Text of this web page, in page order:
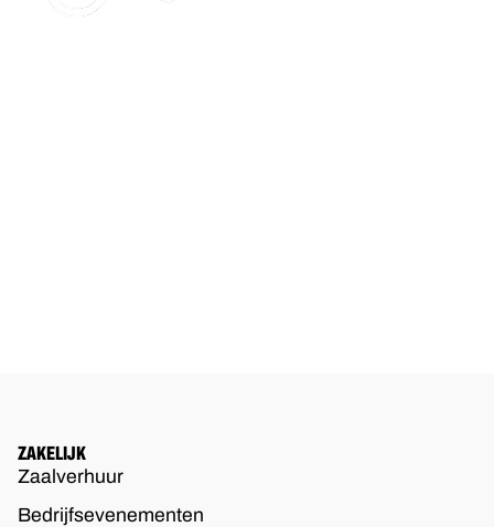
ZAKELIJK
Zaalverhuur
Bedrijfsevenementen